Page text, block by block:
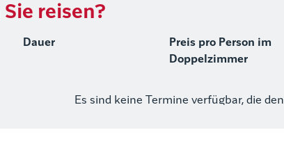
reisen?
Dauer
Preis pro Person im
Doppelzimmer
Es sind keine Termine verfügbar, die